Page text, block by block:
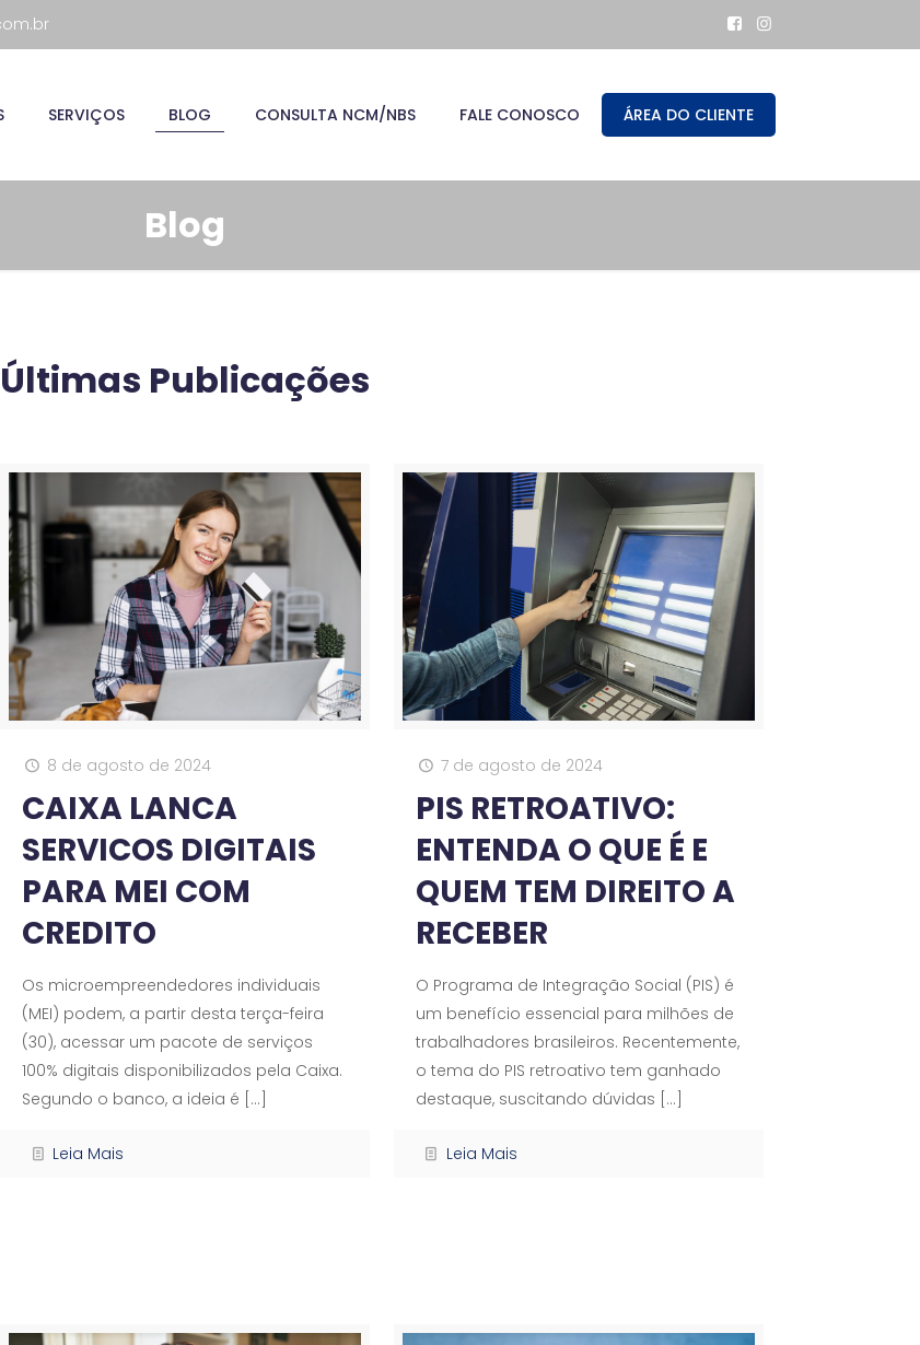
SERVIÇOS BLOG CONSULTA NCM/NBS FALE CONOSCO ÁREA DO CLIENTE
Blog
Últimas Publicações
8 de agosto de 2024
CAIXA LANCA
SERVICOS DIGITAIS
PARA MEI COM
CREDITO
Os microempreendedores individuais
(MEI) podem, a partir desta terça-feira
(30), acessar um pacote de serviços
100% digitais disponibilizados pela Caixa.
Segundo o banco, a ideia é […]
Leia Mais
7 de agosto de 2024
PIS RETROATIVO:
ENTENDA O QUE É E
QUEM TEM DIREITO A
RECEBER
O Programa de Integração Social (PIS) é
um benefício essencial para milhões de
trabalhadores brasileiros. Recentemente,
o tema do PIS retroativo tem ganhado
destaque, suscitando dúvidas […]
Leia Mais